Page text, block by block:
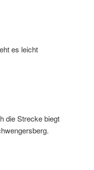
es leicht
die Strecke biegt